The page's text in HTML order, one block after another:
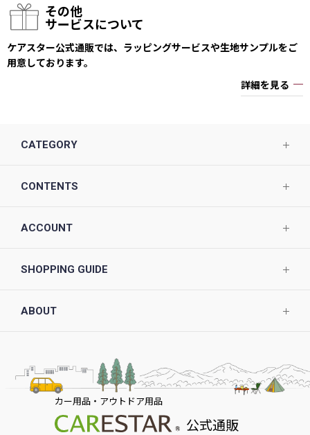
その他
サービスについて
ケアスター公式通販では、ラッピングサービスや生地サンプルをご
用意しております。
詳細を見る
CATEGORY
CONTENTS
ACCOUNT
SHOPPING GUIDE
ABOUT
カー用品・アウトドア用品
公式通販